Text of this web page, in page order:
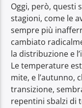
Oggi, però, questi
stagioni, come le
sempre più
cambiato
la distribuzione e
Le temperature
mite, e l’autunno,
transizione,
repentini sbalzi di